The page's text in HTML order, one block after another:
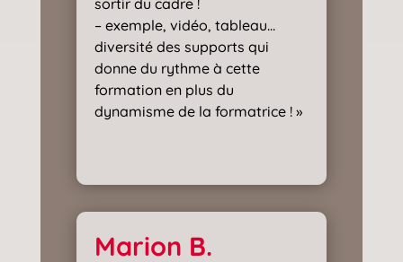
sortir du cadre !
– exemple, vidéo, tableau…
diversité des supports qui
donne du rythme à cette
formation en plus du
dynamisme de la formatrice ! »
Marion B.